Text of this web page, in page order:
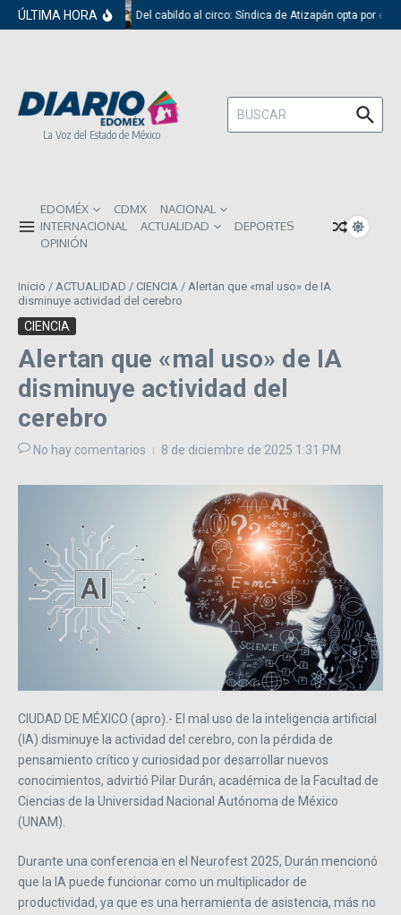
Saltar al contenido
ÚLTIMA HORA Del cabildo al circo: Síndica de Atizapán opta por el
La Voz del Estado de México
Buscar:
EDOMÉX CDMX
NACIONAL
INTERNACIONAL
ACTUALIDAD
DEPORTES
OPINIÓN
Inicio / ACTUALIDAD / CIENCIA / Alertan que «mal uso» de IA
disminuye actividad del cerebro
CIENCIA
Alertan que «mal uso» de IA
disminuye actividad del
cerebro
No hay comentarios 8 de diciembre de 2025 1:31 PM
CIUDAD DE MÉXICO (apro).- El mal uso de la inteligencia artificial
(IA) disminuye la actividad del cerebro, con la pérdida de
pensamiento crítico y curiosidad por desarrollar nuevos
conocimientos, advirtió Pilar Durán, académica de la Facultad de
Ciencias de la Universidad Nacional Autónoma de México
(UNAM).
Durante una conferencia en el Neurofest 2025, Durán mencionó
que la IA puede funcionar como un multiplicador de
productividad, ya que es una herramienta de asistencia, más no